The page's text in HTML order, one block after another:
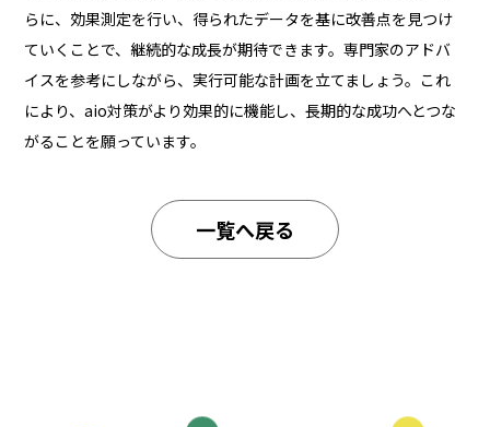
らに、効果測定を行い、得られたデータを基に改善点を見つけ
ていくことで、継続的な成長が期待できます。専門家のアドバ
イスを参考にしながら、実行可能な計画を立てましょう。これ
により、aio対策がより効果的に機能し、長期的な成功へとつな
がることを願っています。
一覧へ戻る